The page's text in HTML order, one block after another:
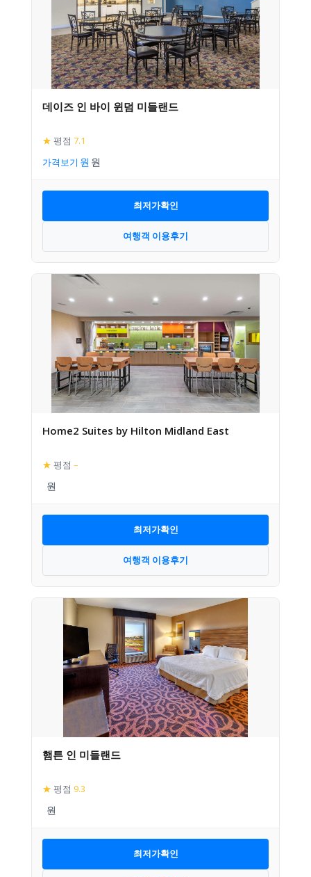
데이즈 인 바이 윈덤 미들랜드
★ 평점 7.1
가격보기
최저가확인
여행객 이용후기
Home2 Suites by Hilton Midland East
★ 평점 –
최저가확인
여행객 이용후기
햄튼 인 미들랜드
★ 평점 9.3
최저가확인